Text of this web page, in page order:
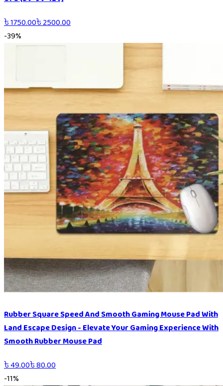
৳1750.00৳2500.00
-39%
Rubber Square Speed And Smooth Gaming Mouse Pad With
Land Escape Design - Elevate Your Gaming Experience With
Smooth Rubber Mouse Pad
৳49.00৳80.00
-11%